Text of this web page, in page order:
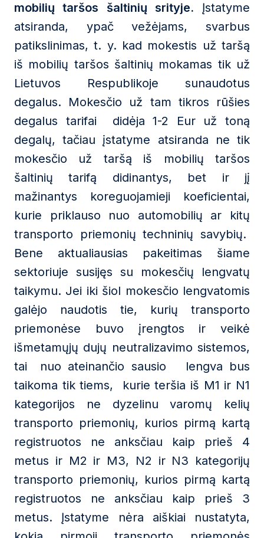
mobilių taršos šaltinių srityje. Įstatyme
atsiranda, ypač vežėjams, svarbus
patikslinimas, t. y. kad mokestis už taršą
iš mobilių taršos šaltinių mokamas tik už
Lietuvos Respublikoje sunaudotus
degalus. Mokesčio už tam tikros rūšies
degalus tarifai didėja 1-2 Eur už toną
degalų, tačiau įstatyme atsiranda ne tik
mokesčio už taršą iš mobilių taršos
šaltinių tarifą didinantys, bet ir jį
mažinantys koreguojamieji koeficientai,
kurie priklauso nuo automobilių ar kitų
transporto priemonių techninių savybių.
Bene aktualiausias pakeitimas šiame
sektoriuje susijęs su mokesčių lengvatų
taikymu. Jei iki šiol mokesčio lengvatomis
galėjo naudotis tie, kurių transporto
priemonėse buvo įrengtos ir veikė
išmetamųjų dujų neutralizavimo sistemos,
tai nuo ateinančio sausio lengva bus
taikoma tik tiems, kurie teršia iš M1 ir N1
kategorijos ne dyzelinu varomų kelių
transporto priemonių, kurios pirmą kartą
registruotos ne anksčiau kaip prieš 4
metus ir M2 ir M3, N2 ir N3 kategorijų
transporto priemonių, kurios pirmą kartą
registruotos ne anksčiau kaip prieš 3
metus. Įstatyme nėra aiškiai nustatyta,